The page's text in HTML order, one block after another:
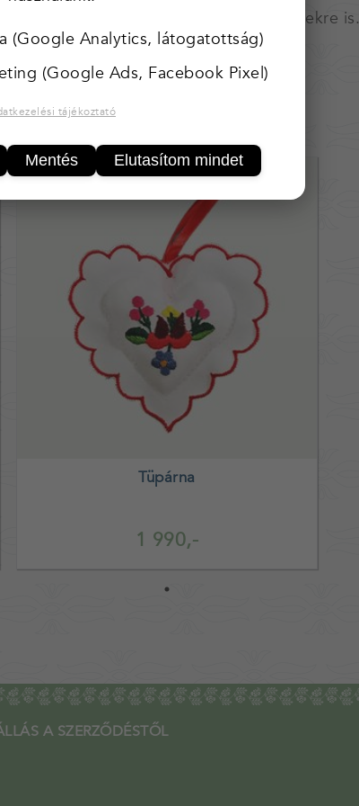
felvehetjük akár kisebb ünnepségekre is.
1 990,-
Tüpárna
A SZERZŐDÉSTŐL
(Google Analytics, látogatottság)
(Google Ads, Facebook Pixel)
tájékoztató
Mentés Elutasítom mindet